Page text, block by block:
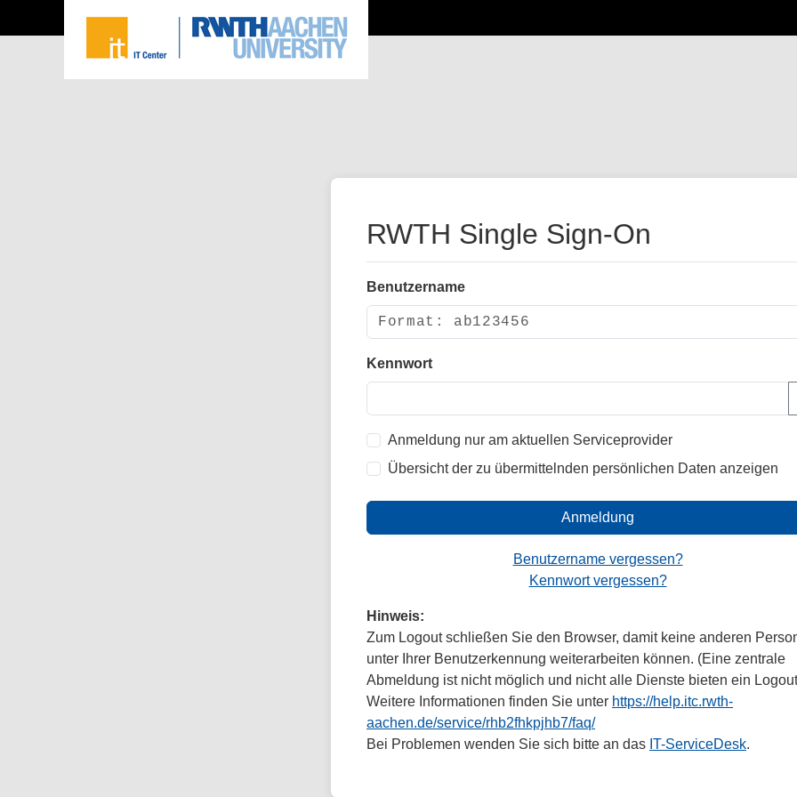
RWTH Single Sign-On
Benutzername
Kennwort
Anmeldung nur am aktuellen Serviceprovider
Übersicht der zu übermittelnden persönlichen Daten anzeigen
Anmeldung
Benutzername vergessen?
Kennwort vergessen?
Hinweis:
Zum Logout schließen Sie den Browser, damit keine anderen
unter Ihrer Benutzerkennung weiterarbeiten können. (Eine zentrale
Abmeldung ist nicht möglich und nicht alle Dienste bieten ein
Weitere Informationen finden Sie unter https://help.itc.rwth-
aachen.de/service/rhb2fhkpjhb7/faq/
Bei Problemen wenden Sie sich bitte an das IT-ServiceDesk.